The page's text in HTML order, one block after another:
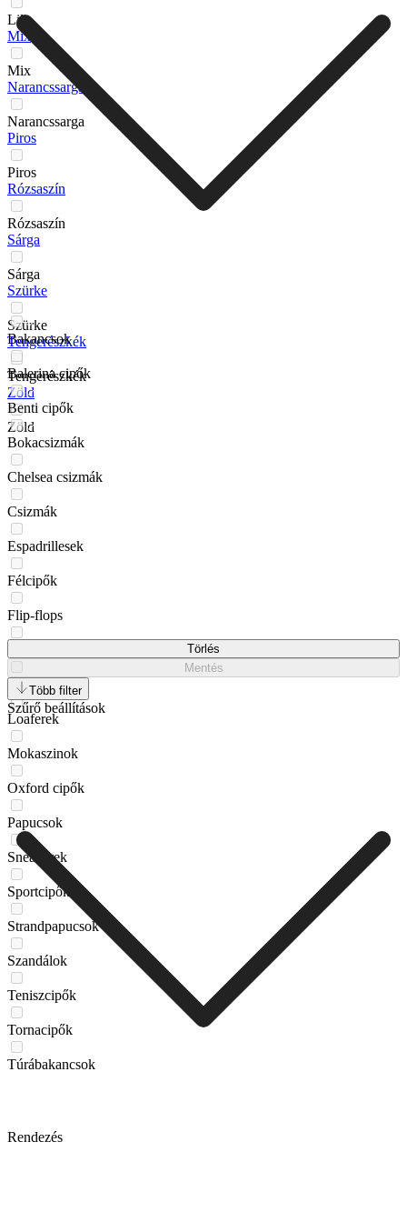
Lila
Mix
Mix
Narancssarga
Narancssarga
Piros
Piros
Rózsaszín
Rózsaszín
Sárga
Sárga
Szürke
Szürke
Tengerészkék
Tengerészkék
Zöld
Zöld
Bakancsok
Balerina cipők
Benti cipők
Bokacsizmák
Chelsea csizmák
Csizmák
Espadrillesek
Félcipők
Flip-flops
Hótaposók
Loaferek
Mokaszinok
Oxford cipők
Papucsok
Sneakerek
Sportcipők
Strandpapucsok
Szandálok
Teniszcipők
Tornacipők
Túrábakancsok
Törlés
Mentés
Több filter
Szűrő beállítások
Rendezés